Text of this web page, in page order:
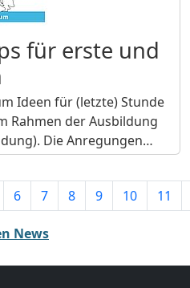
für erste und
Ideen für (letzte) Stunde
Rahmen der Ausbildung
Die Anregungen…
6 7 8 9 10 11
News